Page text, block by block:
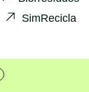
SimRecicla